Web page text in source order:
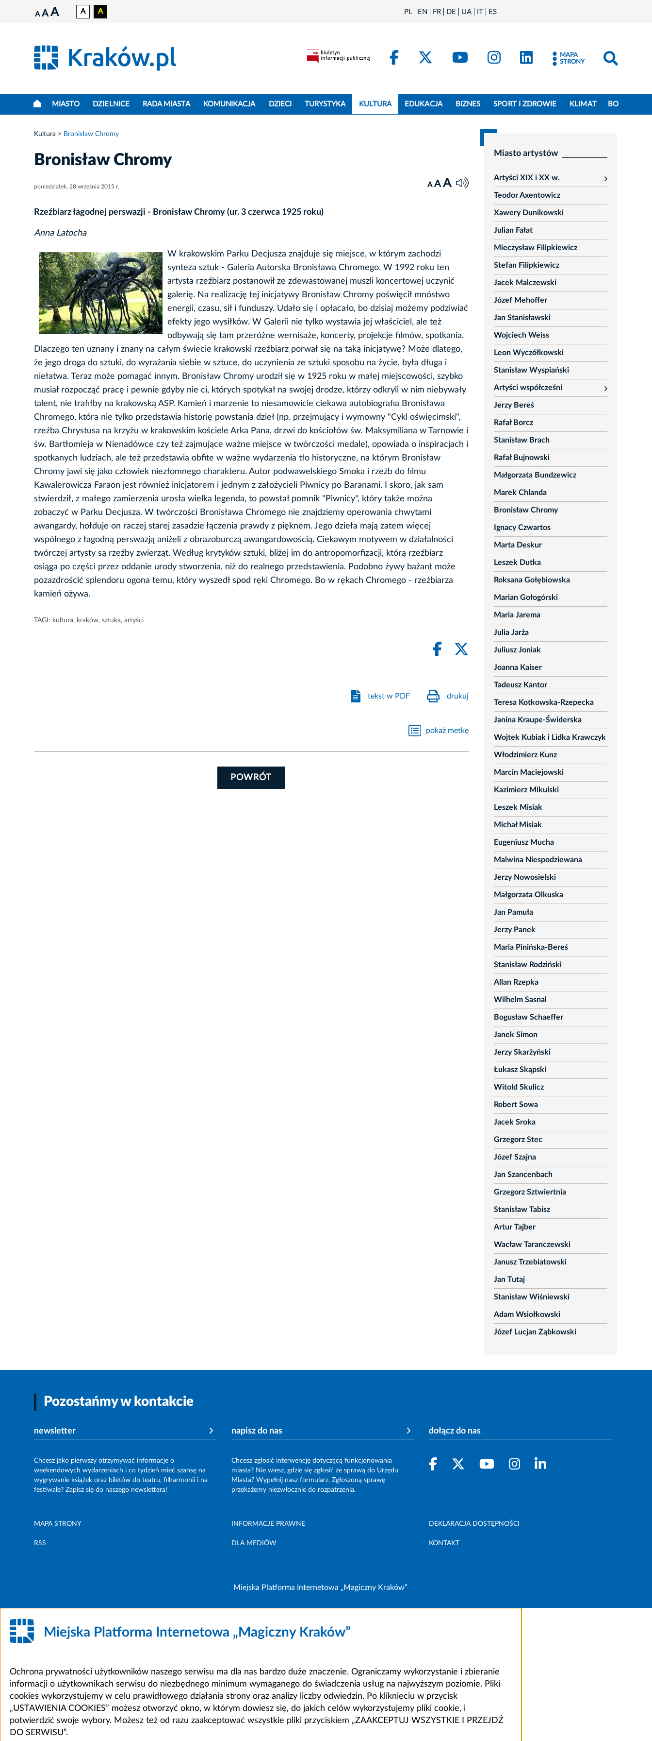
A A A A A PL EN FR DE UA IT ES
FacebookKraków - X
Kraków - YouTube
Kraków - Instagram
Kraków - LinkedIn
MAPA
STRONY
MIASTO DZIELNICE RADA MIASTA KOMUNIKACJA DZIECI TURYSTYKA KULTURA EDUKACJA BIZNES SPORT I ZDROWIE KLIMAT BO
Kultura Bronisław Chromy
Bronisław Chromy
poniedziałek, 28 września 2015 r. A A A
Rzeźbiarz łagodnej perswazji - Bronisław Chromy (ur. 3 czerwca 1925 roku)
Anna Latocha
W krakowskim Parku Decjusza znajduje się miejsce, w którym zachodzi
synteza sztuk - Galeria Autorska Bronisława Chromego. W 1992 roku ten
artysta rzeźbiarz postanowił ze zdewastowanej muszli koncertowej uczynić
galerię. Na realizację tej inicjatywy Bronisław Chromy poświęcił mnóstwo
energii, czasu, sił i funduszy. Udało się i opłacało, bo dzisiaj możemy podziwiać
efekty jego wysiłków. W Galerii nie tylko wystawia jej właściciel, ale też
odbywają się tam przeróżne wernisaże, koncerty, projekcje filmów, spotkania.
Dlaczego ten uznany i znany na całym świecie krakowski rzeźbiarz porwał się na taką inicjatywę? Może dlatego,
że jego droga do sztuki, do wyrażania siebie w sztuce, do uczynienia ze sztuki sposobu na życie, była długa i
niełatwa. Teraz może pomagać innym. Bronisław Chromy urodził się w 1925 roku w małej miejscowości, szybko
musiał rozpocząć pracę i pewnie gdyby nie ci, których spotykał na swojej drodze, którzy odkryli w nim niebywały
talent, nie trafiłby na krakowską ASP. Kamień i marzenie to niesamowicie ciekawa autobiografia Bronisława
Chromego, która nie tylko przedstawia historię powstania dzieł (np. przejmujący i wymowny "Cykl oświęcimski",
rzeźba Chrystusa na krzyżu w krakowskim kościele Arka Pana, drzwi do kościołów św. Maksymiliana w Tarnowie i
św. Bartłomieja w Nienadówce czy też zajmujące ważne miejsce w twórczości medale), opowiada o inspiracjach i
spotkanych ludziach, ale też przedstawia obfite w ważne wydarzenia tło historyczne, na którym Bronisław
Chromy jawi się jako człowiek niezłomnego charakteru. Autor podwawelskiego Smoka i rzeźb do filmu
Kawalerowicza Faraon jest również inicjatorem i jednym z założycieli Piwnicy po Baranami. I skoro, jak sam
stwierdził, z małego zamierzenia urosła wielka legenda, to powstał pomnik "Piwnicy", który także można
zobaczyć w Parku Decjusza. W twórczości Bronisława Chromego nie znajdziemy operowania chwytami
awangardy, hołduje on raczej starej zasadzie łączenia prawdy z pięknem. Jego dzieła mają zatem więcej
wspólnego z łagodną perswazją aniżeli z obrazoburczą awangardowością. Ciekawym motywem w działalności
twórczej artysty są rzeźby zwierząt. Według krytyków sztuki, bliżej im do antropomorfizacji, którą rzeźbiarz
osiąga po części przez oddanie urody stworzenia, niż do realnego przedstawienia. Podobno żywy bażant może
pozazdrościć splendoru ogona temu, który wyszedł spod ręki Chromego. Bo w rękach Chromego - rzeźbiarza
kamień ożywa.
TAGI: kultura, kraków, sztuka, artyści
tekst w PDF drukuj
pokaż metkę
POWRÓT
Miasto artystów
Artyści XIX i XX w.
rozwiń
Teodor Axentowicz
Xawery Dunikowski
Julian Fałat
Mieczysław Filipkiewicz
Stefan Filipkiewicz
Jacek Malczewski
Józef Mehoffer
Jan Stanisławski
Wojciech Weiss
Leon Wyczółkowski
Stanisław Wyspiański
Artyści współcześni
rozwiń
Jerzy Bereś
Rafał Borcz
Stanisław Brach
Rafał Bujnowski
Małgorzata Bundzewicz
Marek Chlanda
Bronisław Chromy
Ignacy Czwartos
Marta Deskur
Leszek Dutka
Roksana Gołębiowska
Marian Gołogórski
Maria Jarema
Julia Jarża
Juliusz Joniak
Joanna Kaiser
Tadeusz Kantor
Teresa Kotkowska-Rzepecka
Janina Kraupe-Świderska
Wojtek Kubiak i Lidka Krawczyk
Włodzimierz Kunz
Marcin Maciejowski
Kazimierz Mikulski
Leszek Misiak
Michał Misiak
Eugeniusz Mucha
Malwina Niespodziewana
Jerzy Nowosielski
Małgorzata Olkuska
Jan Pamuła
Jerzy Panek
Maria Pinińska-Bereś
Stanisław Rodziński
Allan Rzepka
Wilhelm Sasnal
Bogusław Schaeffer
Janek Simon
Jerzy Skarżyński
Łukasz Skąpski
Witold Skulicz
Robert Sowa
Jacek Sroka
Grzegorz Stec
Józef Szajna
Jan Szancenbach
Grzegorz Sztwiertnia
Stanisław Tabisz
Artur Tajber
Wacław Taranczewski
Janusz Trzebiatowski
Jan Tutaj
Stanisław Wiśniewski
Adam Wsiołkowski
Józef Lucjan Ząbkowski
Pozostańmy w kontakcie
newsletter
Chcesz jako pierwszy otrzymywać informacje o
weekendowych wydarzeniach i co tydzień mieć szansę na
wygrywanie książek oraz biletów do teatru, filharmonii i na
festiwale? Zapisz się do naszego newslettera!
napisz do nas
Chcesz zgłosić interwencję dotyczącą funkcjonowania
miasta? Nie wiesz, gdzie się zgłosić ze sprawą do Urzędu
Miasta? Wypełnij nasz formularz. Zgłoszoną sprawę
przekażemy niezwłocznie do rozpatrzenia.
dołącz do nas
MAPA STRONY INFORMACJE PRAWNE DEKLARACJA DOSTĘPNOŚCI
RSS DLA MEDIÓW KONTAKT
Miejska Platforma Internetowa „Magiczny Kraków”
Miejska Platforma Internetowa „Magiczny Kraków”
Ochrona prywatności użytkowników naszego serwisu ma dla nas bardzo duże znaczenie. Ograniczamy wykorzystanie i zbieranie
informacji o użytkownikach serwisu do niezbędnego minimum wymaganego do świadczenia usług na najwyższym poziomie. Pliki
cookies wykorzystujemy w celu prawidłowego działania strony oraz analizy liczby odwiedzin. Po kliknięciu w przycisk
„USTAWIENIA COOKIES” możesz otworzyć okno, w którym dowiesz się, do jakich celów wykorzystujemy pliki cookie, i
potwierdzić swoje wybory. Możesz też od razu zaakceptować wszystkie pliki przyciskiem „ZAAKCEPTUJ WSZYSTKIE I PRZEJDŹ
DO SERWISU”.